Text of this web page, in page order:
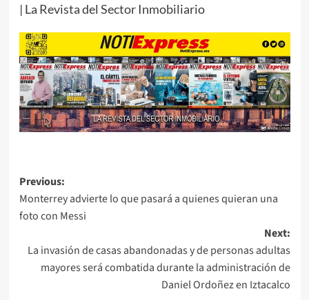
| La Revista del Sector Inmobiliario
Post
navigation
Previous:
Monterrey advierte lo que pasará a quienes quieran una
foto con Messi
Next:
La invasión de casas abandonadas y de personas adultas
mayores será combatida durante la administración de
Daniel Ordoñez en Iztacalco